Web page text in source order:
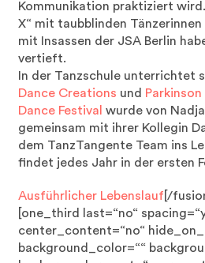
Kommunikation praktiziert
X“ mit taubblinden Tänzerinnen
mit Insassen der JSA Berlin
vertieft.
In der Tanzschule unterrichtet
Dance Creations und Parkinson
Dance Festivalwurde von
gemeinsam mit ihrer Kollegin
dem TanzTangente Team ins
findet jedes Jahr in der ersten
Ausführlicher Lebenslauf [/
[one_third last=“no“
center_content=“no“
background_color=““